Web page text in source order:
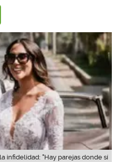
infidelidad: "Hay parejas donde sí